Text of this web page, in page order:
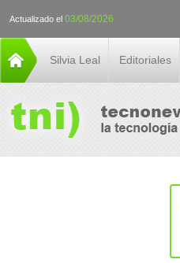
Actualizado el 03/08/2026
Silvia Leal Editoriales